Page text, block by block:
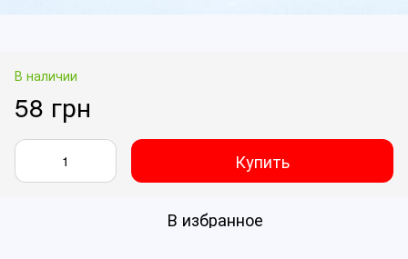
В наличии
58 грн
Купить
В избранное